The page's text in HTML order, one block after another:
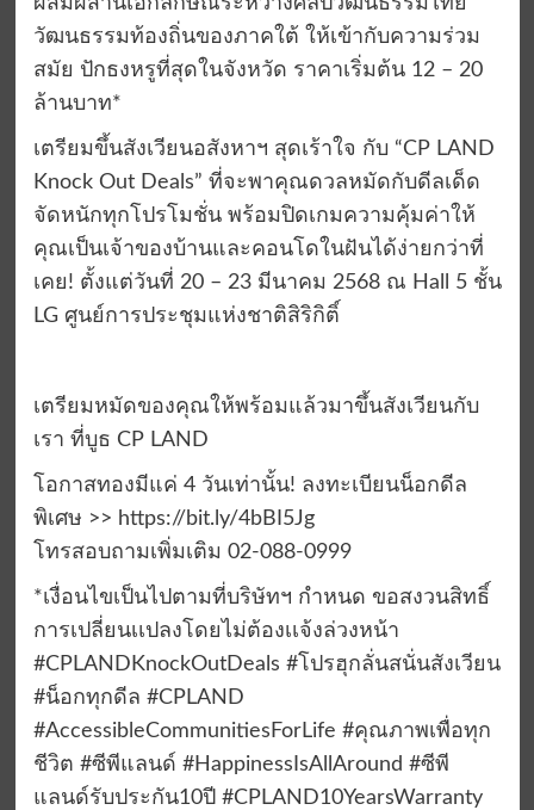
วัฒนธรรมท้องถิ่นของภาคใต้ ให้เข้ากับความร่วม
สมัย ปักธงหรูที่สุดในจังหวัด ราคาเริ่มต้น 12 – 20
ล้านบาท*
เตรียมขึ้นสังเวียนอสังหาฯ สุดเร้าใจ กับ “CP LAND
Knock Out Deals” ที่จะพาคุณดวลหมัดกับดีลเด็ด
จัดหนักทุกโปรโมชั่น พร้อมปิดเกมความคุ้มค่าให้
คุณเป็นเจ้าของบ้านและคอนโดในฝันได้ง่ายกว่าที่
เคย! ตั้งแต่วันที่ 20 – 23 มีนาคม 2568 ณ Hall 5 ชั้น
LG ศูนย์การประชุมแห่งชาติสิริกิติ์
เตรียมหมัดของคุณให้พร้อมแล้วมาขึ้นสังเวียนกับ
เรา ที่บูธ CP LAND
โอกาสทองมีแค่ 4 วันเท่านั้น! ลงทะเบียนน็อกดีล
พิเศษ >> https://bit.ly/4bBI5Jg
โทรสอบถามเพิ่มเติม 02-088-0999
*เงื่อนไขเป็นไปตามที่บริษัทฯ กำหนด ขอสงวนสิทธิ์
การเปลี่ยนเเปลงโดยไม่ต้องเเจ้งล่วงหน้า
#CPLANDKnockOutDeals #โปรฮุกลั่นสนั่นสังเวียน
#น็อกทุกดีล #CPLAND
#AccessibleCommunitiesForLife #คุณภาพเพื่อทุก
ชีวิต #ซีพีแลนด์ #HappinessIsAllAround #ซีพี
แลนด์รับประกัน10ปี #CPLAND10YearsWarranty